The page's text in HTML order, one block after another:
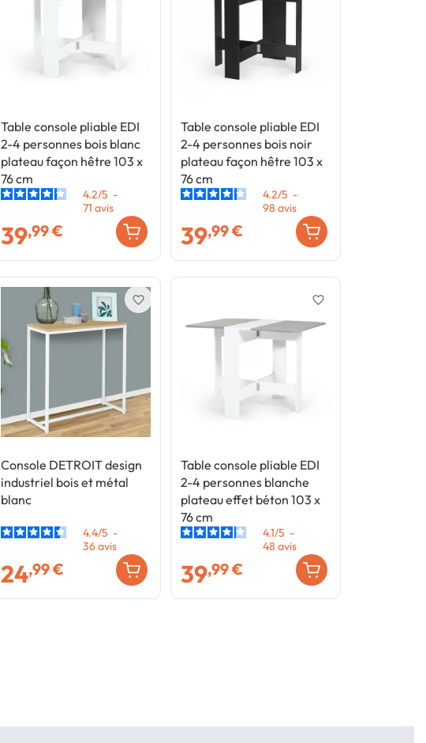
Table console pliable EDI
2-4 personnes bois blanc
plateau façon hêtre 103 x
76 cm
4.2/5 -
71 avis
39,99 €
Table console pliable EDI
2-4 personnes bois noir
plateau façon hêtre 103 x
76 cm
4.2/5 -
98 avis
39,99 €
Console DETROIT design
industriel bois et métal
blanc
4.4/5 -
36avis
24,99 €
favorite_border
Table console pliable EDI
2-4 personnes blanche
plateau effet béton 103 x
76 cm
4.1/5 -
48 avis
39,99 €
favorite_border